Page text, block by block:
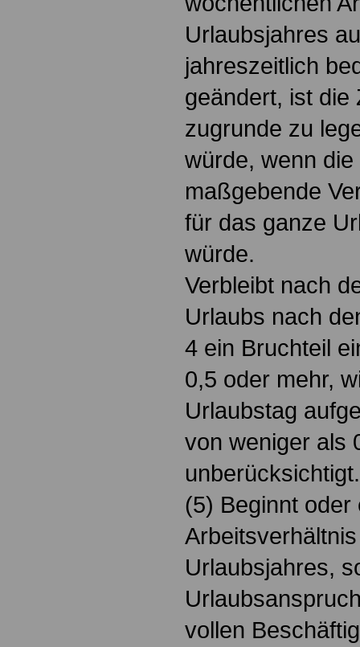
Urlaubsjahres
jahreszeitlich
geändert, ist die
zugrunde zu
würde, wenn
maßgebende
für das ganze
würde.
Verbleibt nach
Urlaubs nach
4 ein Bruchteil
0,5 oder mehr,
Urlaubstag
von weniger als
unberücksichtigt.
(5) Beginnt oder
Urlaubsjahres,
vollen